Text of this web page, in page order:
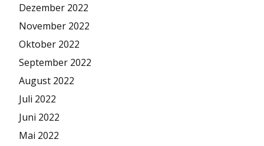
Dezember 2022
November 2022
Oktober 2022
September 2022
August 2022
Juli 2022
Juni 2022
Mai 2022